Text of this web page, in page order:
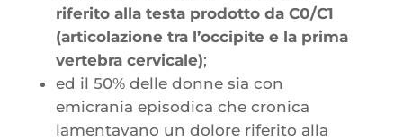
riferito alla testa prodotto da C0/C1
(articolazione tra l’occipite e la prima
vertebra cervicale);
ed il 50% delle donne sia con
emicrania episodica che cronica
lamentavano un dolore riferito alla